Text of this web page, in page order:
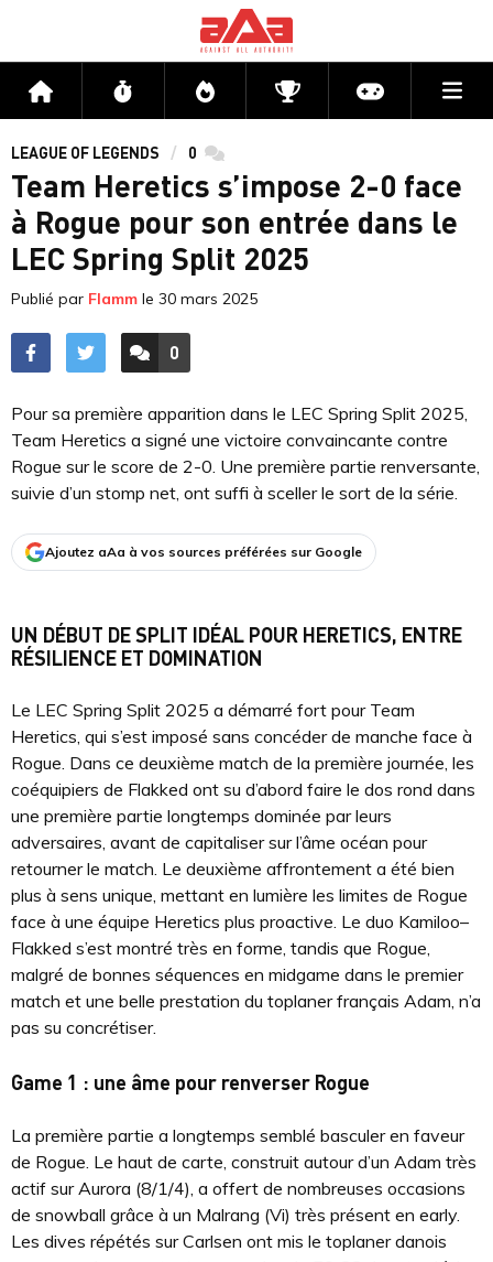
Accueil Flux Directs CompétitionsActu jeux
LEAGUE OF LEGENDS 0 commentaires
Team Heretics s’impose 2-0 face
à Rogue pour son entrée dans le
LEC Spring Split 2025
Publié par Flamm le 30 mars 2025
ACCÉDER AUX
0
COMMENTAIRES
Pour sa première apparition dans le LEC Spring Split 2025,
Team Heretics a signé une victoire convaincante contre
Rogue sur le score de 2-0. Une première partie renversante,
suivie d’un stomp net, ont suffi à sceller le sort de la série.
Ajoutez aAa à vos sources préférées sur Google
UN DÉBUT DE SPLIT IDÉAL POUR HERETICS, ENTRE
RÉSILIENCE ET DOMINATION
Le LEC Spring Split 2025 a démarré fort pour Team
Heretics, qui s’est imposé sans concéder de manche face à
Rogue. Dans ce deuxième match de la première journée, les
coéquipiers de Flakked ont su d’abord faire le dos rond dans
une première partie longtemps dominée par leurs
adversaires, avant de capitaliser sur l’âme océan pour
retourner le match. Le deuxième affrontement a été bien
plus à sens unique, mettant en lumière les limites de Rogue
face à une équipe Heretics plus proactive. Le duo Kamiloo–
Flakked s’est montré très en forme, tandis que Rogue,
malgré de bonnes séquences en midgame dans le premier
match et une belle prestation du toplaner français Adam, n’a
pas su concrétiser.
Game 1 : une âme pour renverser Rogue
La première partie a longtemps semblé basculer en faveur
de Rogue. Le haut de carte, construit autour d’un Adam très
actif sur Aurora (8/1/4), a offert de nombreuses occasions
de snowball grâce à un Malrang (Vi) très présent en early.
Les dives répétés sur Carlsen ont mis le toplaner danois